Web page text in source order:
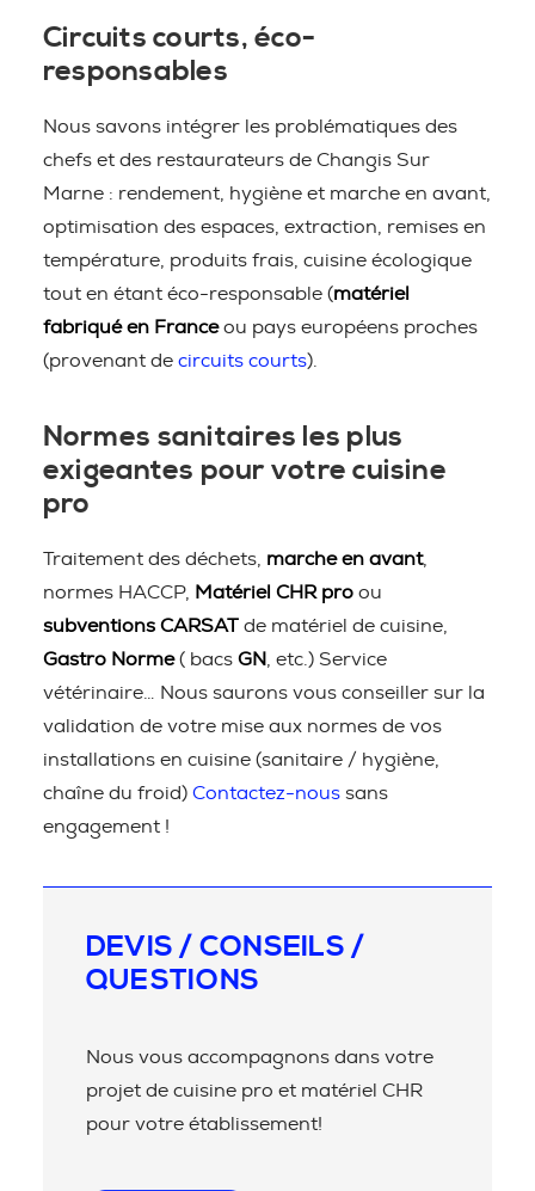
Circuits courts, éco-
responsables
Nous savons intégrer les problématiques des
chefs et des restaurateurs de Changis Sur
Marne : rendement, hygiène et marche en avant,
optimisation des espaces, extraction, remises en
température, produits frais, cuisine écologique
tout en étant éco-responsable (matériel
fabriqué en Franceou pays européens proches
(provenant de circuits courts).
Normes sanitaires les plus
exigeantes pour votre cuisine
pro
Traitement des déchets, marche en avant,
normes HACCP,
Matériel CHR pro ou
subventions CARSAT de matériel de cuisine,
Gastro Norme( bacs GN
, etc.) Service
vétérinaire… Nous saurons vous conseiller sur la
validation de votre mise aux normes de vos
installations en cuisine (sanitaire / hygiène,
chaîne du froid) Contactez-nous sans
engagement !
DEVIS / CONSEILS /
QUESTIONS
Nous vous accompagnons dans votre
projet de cuisine pro et matériel CHR
pour votre établissement!